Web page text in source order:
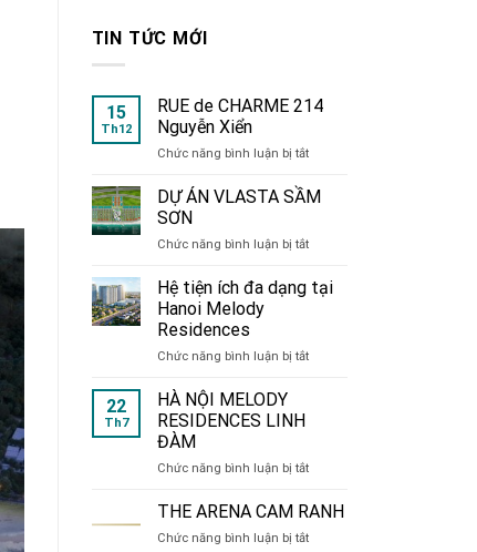
TIN TỨC MỚI
15
Th12
RUE de CHARME 214
Nguyễn Xiển
Chức năng bình luận bị tắtở
de
Nguyễn
DỰ ÁN VLASTA SẦM
SƠN
Chức năng bình luận bị tắtở
ÁN
VLASTA
Hệ tiện ích đa dạng tại
Hanoi Melody
Residences
Chức năng bình luận bị tắtở
tại
Melody
22
Th7
HÀ NỘI MELODY
RESIDENCES LINH
ĐÀM
Chức năng bình luận bị tắtở
NỘI
RESIDENCES
THE ARENA CAM RANH
Chức năng bình luận bị tắtở